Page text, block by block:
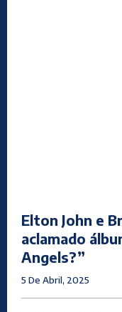
Elton John e
aclamado
Angels?”
5 De Abril, 2025